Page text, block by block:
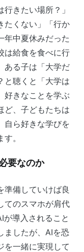
きたい場所？」
たくない」「行か
年中夏休みだった
は給食を食べに行
ある子は「大学だ
と聴くと「大学は
好きなことを学ぶ
ど、子どもたちは
自ら好きな学びを
す。
要なのか
準備していけば良
てのスマホが肩代
導入されること
ましたが、AIを恐
を一緒に実現して